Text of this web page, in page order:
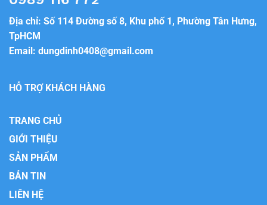
Địa chỉ: Số 114 Đường số 8, Khu phố 1, Phường Tân Hưng,
TpHCM
Email: dungdinh0408@gmail.com
HỖ TRỢ KHÁCH HÀNG
TRANG CHỦ
GIỚI THIỆU
SẢN PHẨM
BẢN TIN
LIÊN HỆ